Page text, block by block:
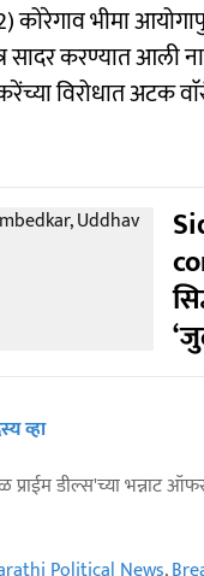
कोरेगाव भीमा
सादर करण्यात आली
विरोधात अटक
व्हा
डील्स'च्या भन्नाट